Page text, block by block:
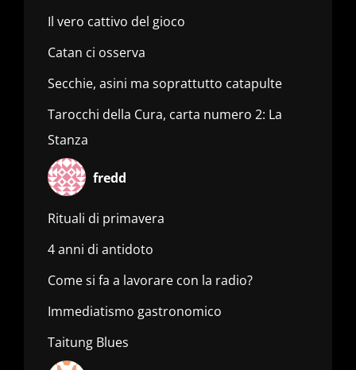
Il vero cattivo del gioco
Catan ci osserva
Secchie, asini ma soprattutto catapulte
Tarocchi della Cura, carta numero 2: La
Stanza
fredd
Rituali di primavera
4 anni di antidoto
Come si fa a lavorare con la radio?
Immediatismo gastronomico
Taitung Blues